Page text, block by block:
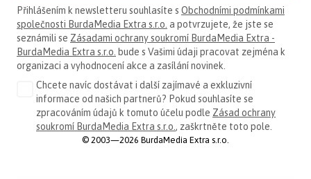
Přihlášením k newsletteru souhlasíte s Obchodními podmínkami
společnosti BurdaMedia Extra s.r.o. a potvrzujete, že jste se
seznámili se Zásadami ochrany soukromí BurdaMedia Extra -
BurdaMedia Extra s.r.o. bude s Vašimi údaji pracovat zejména k
organizaci a vyhodnocení akce a zasílání novinek.
Chcete navíc dostávat i další zajímavé a exkluzivní
informace od našich partnerů? Pokud souhlasíte se
zpracováním údajů k tomuto účelu podle Zásad ochrany
soukromí BurdaMedia Extra s.r.o., zaškrtněte toto pole.
© 2003—2026 BurdaMedia Extra s.r.o.